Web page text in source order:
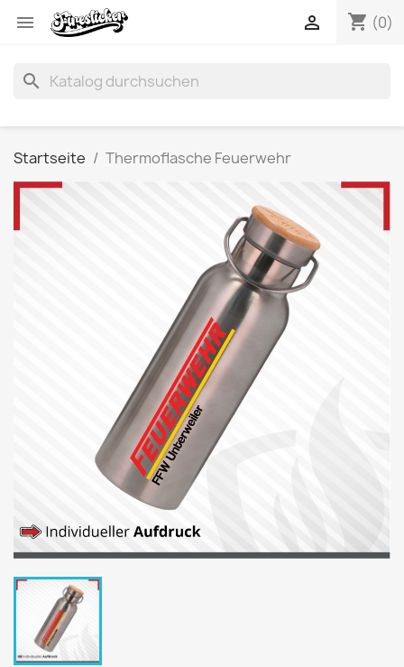
 shopping_cart (0)

search
Startseite Thermoflasche Feuerwehr